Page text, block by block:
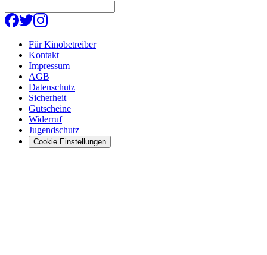
Für Kinobetreiber
Kontakt
Impressum
AGB
Datenschutz
Sicherheit
Gutscheine
Widerruf
Jugendschutz
Cookie Einstellungen